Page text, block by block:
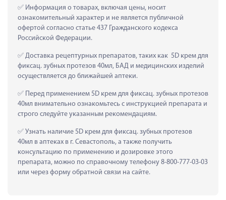
Информация о товарах, включая цены, носит
ознакомительный характер и не является публичной
офертой согласно статье 437 Гражданского кодекса
Российской Федерации.
Доставка рецептурных препаратов, таких как  5D крем для
фиксац. зубных протезов 40мл, БАД и медицинских изделий
осуществляется до ближайшей аптеки.
Перед применением 5D крем для фиксац. зубных протезов
40мл внимательно ознакомьтесь с инструкцией препарата и
строго следуйте указанным рекомендациям.
Узнать наличие 5D крем для фиксац. зубных протезов
40мл в аптеках в г. Севастополь, а также получить
консультацию по применению и дозировке этого
препарата, можно по справочному телефону 8-800-777-03-03
или через форму обратной связи на сайте.